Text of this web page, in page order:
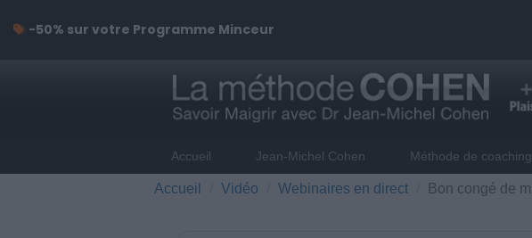
Accueil Jean-Michel Cohen Méthode de coaching
Accueil Vidéo Webinaires en direct Bon congé de
-50% sur votre Programme Minceur